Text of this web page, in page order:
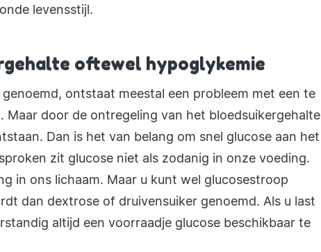
levensstijl.
oftewel hypoglykemie
ontstaat meestal een probleem met een te
Maar door de ontregeling van het bloedsuikergehalte
Dan is het van belang om snel glucose aan het
zit glucose niet als zodanig in onze voeding.
in ons lichaam. Maar u kunt wel glucosestroop
dan dextrose of druivensuiker genoemd. Als u last
altijd een voorraadje glucose beschikbaar te